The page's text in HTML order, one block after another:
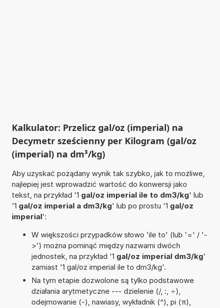
Kalkulator: Przelicz gal/oz (imperial) na
Decymetr sześcienny per Kilogram (gal/oz
(imperial) na dm³/kg)
Aby uzyskać pożądany wynik tak szybko, jak to możliwe,
najlepiej jest wprowadzić wartość do konwersji jako
tekst, na przykład '1 gal/oz imperial ile to dm3/kg' lub
'1 gal/oz imperial a dm3/kg' lub po prostu '1 gal/oz
imperial':
W większości przypadków słowo 'ile to' (lub '=' / '-
>') można pominąć między nazwami dwóch
jednostek, na przykład '1 gal/oz imperial dm3/kg'
zamiast '1 gal/oz imperial ile to dm3/kg'.
Na tym etapie dozwolone są tylko podstawowe
działania arytmetyczne --- dzielenie (/, :, ÷),
odejmowanie (-), nawiasy, wykładnik (^), pi (π),